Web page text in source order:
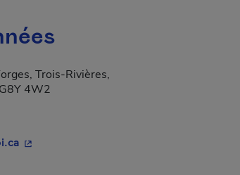
fenêtre.
Trois-Rivières,
4W2
- Cet hyperlien s'ouvrira dans une